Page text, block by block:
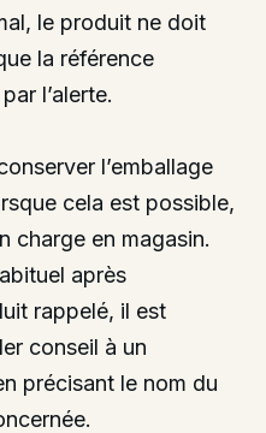
le produit ne doit
la référence
l’alerte.
l’emballage
cela est possible,
charge en magasin.
après
rappelé, il est
conseil à un
précisant le nom du